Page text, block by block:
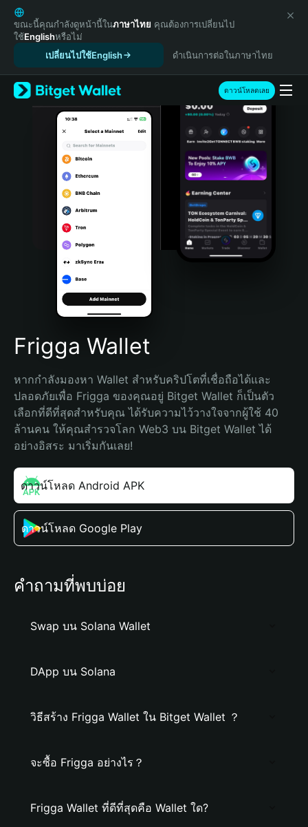
English
日本語
Tiếng Việt
Español (Latinoamérica)
Türkçe
Italiano
Português (Portugal)
Bahasa Indonesia
Português (Brasil)
Español (Argentina)
ขณะนี้คุณกำลังดูหน้านี้ในภาษาไทย คุณต้องการเปลี่ยนไป
ใช้Englishหรือไม่
เปลี่ยนไปใช้English
ดำเนินการต่อในภาษาไทย
ดาวน์โหลดเลย
Frigga Wallet
หากกำลังมองหา Wallet สำหรับคริปโตที่เชื่อถือได้และ
ปลอดภัยเพื่อ Frigga ของคุณอยู่ Bitget Wallet ก็เป็นตัว
เลือกที่ดีที่สุดสำหรับคุณ ได้รับความไว้วางใจจากผู้ใช้ 40
ล้านคน ให้คุณสำรวจโลก Web3 บน Bitget Wallet ได้
อย่างอิสระ มาเริ่มกันเลย!
ดาวน์โหลด Android APK
ดาวน์โหลด Google Play
คำถามที่พบบ่อย
Swap บน Solana Wallet
DApp บน Solana
วิธีสร้าง Frigga Wallet ใน Bitget Wallet ？
จะซื้อ Frigga อย่างไร？
Frigga Wallet ที่ดีที่สุดคือ Wallet ใด?